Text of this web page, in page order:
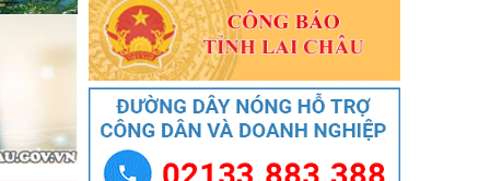
số
tác
Số:1701/QĐ-UBND
Tên:(Quyết định Về việc công bố thủ tục
hành chính được sửa đổi, bổ sung và phê
duyệt Quy trình nội bộ giải quyết trong lĩnh
vực thành lập và hoạt động của hộ kinh
doanh thuộc phạm vi chức năng quản lý